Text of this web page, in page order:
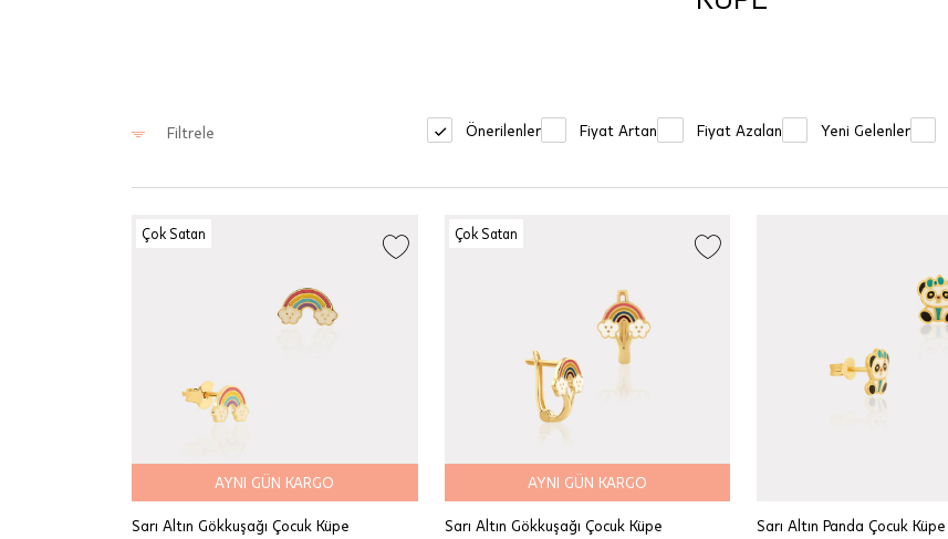
Filtrele Önerilenler Fiyat Artan Fiyat Azalan Yeni Gelenler
Çok Satan
AYNI GÜN KARGO
Sarı Altın Gökkuşağı Çocuk Küpe
Çok Satan
AYNI GÜN KARGO
Sarı Altın Gökkuşağı Çocuk Küpe Sarı Altın Panda Çocuk Küpe